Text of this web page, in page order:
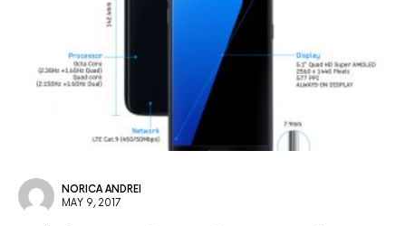
NORICA ANDREI
MAY 9, 2017